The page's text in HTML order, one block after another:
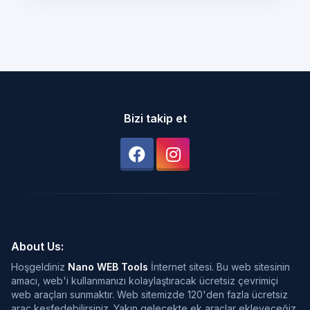
Bizi takip et
About Us:
Hoşgeldiniz Nano WEB Tools İnternet sitesi. Bu web sitesinin
amacı, web'i kullanmanızı kolaylaştıracak ücretsiz çevrimiçi
web araçları sunmaktır. Web sitemizde 120'den fazla ücretsiz